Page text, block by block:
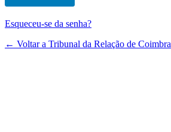
Esqueceu-se da senha?
← Voltar a Tribunal da Relação de Coimbra